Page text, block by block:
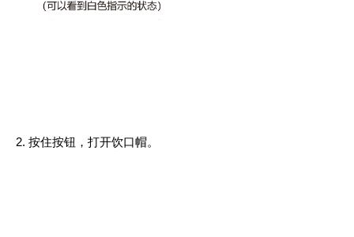
按住按钮，打开饮口帽。